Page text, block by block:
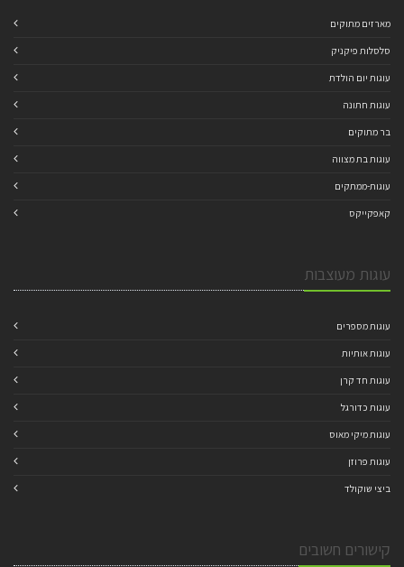
מארזים מתוקים
סלסלות פיקניק
עוגות יום הולדת
עוגות חתונה
בר מתוקים
עוגות בת מצווה
עוגות-ממתקים
קאפקייקס
עוגות מעוצבות
עוגות מספרים
עוגות אותיות
עוגות חד קרן
עוגות כדורגל
עוגות מיקי מאוס
עוגות פרוזן
ביצי שוקולד
קישורים חשובים